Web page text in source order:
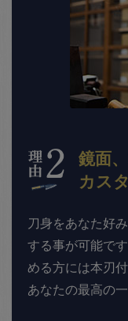
鏡面
カス
刀身をあなた好
する事が可能で
める方には本刃
あなたの最高の